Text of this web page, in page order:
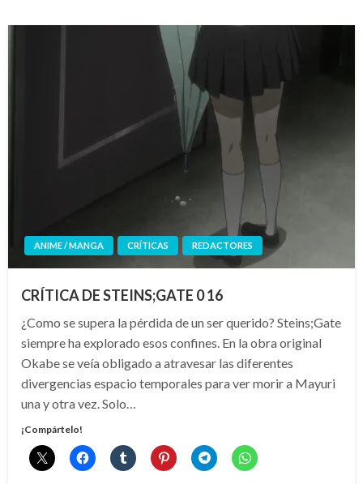
ANIME / MANGA CRÍTICAS REDACTORES
CRÍTICA DE STEINS;GATE 0 16
¿Como se supera la pérdida de un ser querido? Steins;Gate
siempre ha explorado esos confines. En la obra original
Okabe se veía obligado a atravesar las diferentes
divergencias espacio temporales para ver morir a Mayuri
una y otra vez. Solo…
¡Compártelo!